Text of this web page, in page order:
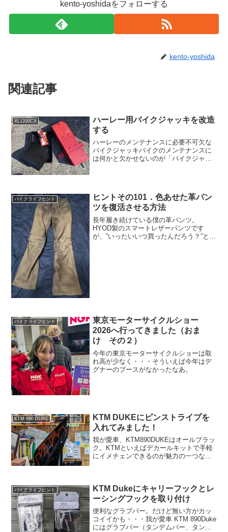
kento-yoshidaをフォローする
kento-yoshida
関連記事
XL1200CX
ハーレー用バイクジャッキを改造
する
ハーレーのメンテナンスに必要不可欠な
バイクジャッキバイクのメンテナンスに
は何かと欠かせないのが「バイクジャッ
愛車、スポーツスター（X...
バイクライフヒント
ヒントその101．色あせた革パン
ツを復活させる方法
長年履き続けている僕の革パンツ。
HYOD製のスマートレザーパンツです
が、”いったいいつ買ったんだろう？”と思
バイクライフヒント
東京モーターサイクルショー
2026へ行ってきました（おま
け その２）
今年の東京モーターサイクルショーは取
れ高が少なく・・・そういえば今年はデ
グナーのブースがなかったなあ。
KTM 890 DUKE
KTM DUKEにピンストライプを
入れてみました！
我が愛車、KTM890DUKEはオールブラッ
ク。KTMといえばデカールキットで手軽
にイメチェンできるのが魅力の一つなの
イントを入れてみたらどうなるだろう
か、というわけで、町田市にあるピンス
トライプ専門店「アルテイメイトロウ カ
スタムサインワークス」さんでピンスト
ライプを入れてもらいました。
バイクライフヒント
KTM Dukeにキャリーフックとレ
ーシングフックを取り付け
便利なグラブバー。だけど無い方がカッ
コイイかも・・・我が愛車 KTM 890Duke
にはグラブバー（タンデムバー、タンデ